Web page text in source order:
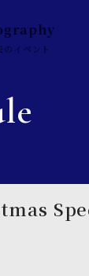
のイベント